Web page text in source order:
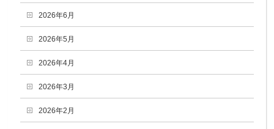
2026年6月
2026年5月
2026年4月
2026年3月
2026年2月